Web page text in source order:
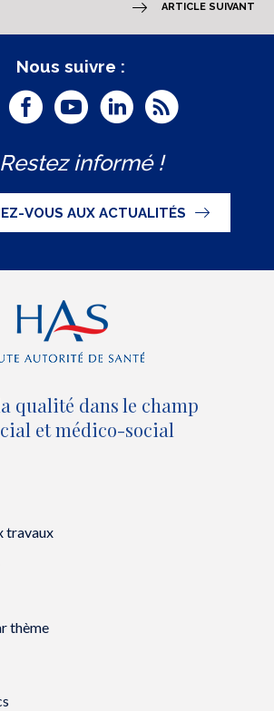
ARTICLE SUIVANT
Nous suivre :
i
F
c
e
b
o
o
k
(
n
o
e
e
Y
u
t
u
b
e
(
n
o
u
L
n
k
e
d
(
n
o
R
Restez informé !
VOUS AUX ACTUALITÉS
qualité dans le champ
et médico-social
travaux
thème